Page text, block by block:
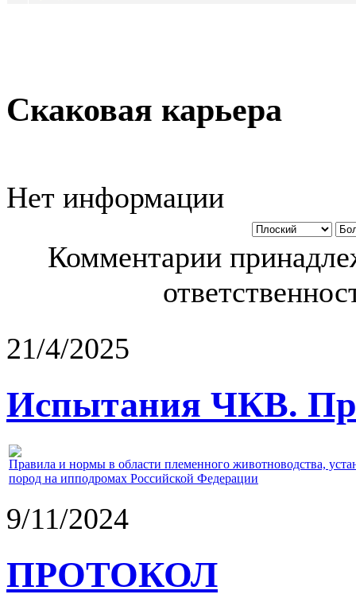
Скаковая карьера
Нет информации
Комментарии
21/4/2025
Испытания ЧКВ.
Правила и нормы в области племенного животноводства,
пород на ипподромах Российской Федерации
9/11/2024
ПРОТОКОЛ